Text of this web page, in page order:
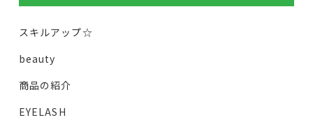
スキルアップ☆
beauty
商品の紹介
EYELASH